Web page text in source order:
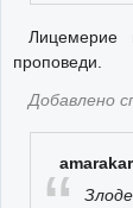
Лицемерие
проповеди.
Добавлено